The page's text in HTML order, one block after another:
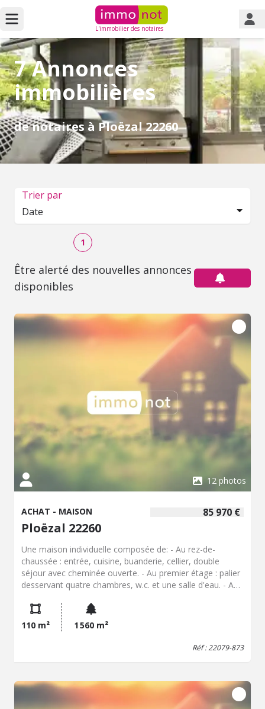
L'immobilier des notaires
7 Annonces
immobilières
de notaires à Ploëzal 22260
Trier par
Date
1
Être alerté des nouvelles annonces
disponibles
12 photos
85 970 €
ACHAT - MAISON
Ploëzal 22260
Une maison individuelle composée de: - Au rez-de-
chaussée : entrée, cuisine, buanderie, cellier, double
séjour avec cheminée ouverte. - Au premier étage : palier
desservant quatre chambres, w.c. et une salle d'eau. - Au
grandes dépendances en état de ruine à démolir ou
rénover, ancienne étable, puits et jardin
110 m² 1 560 m²
Réf : 22079-873